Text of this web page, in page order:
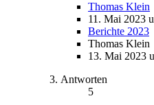
Thomas Klein
11. Mai 2023
Berichte 2023
Thomas Klein
13. Mai 2023
Antworten
5